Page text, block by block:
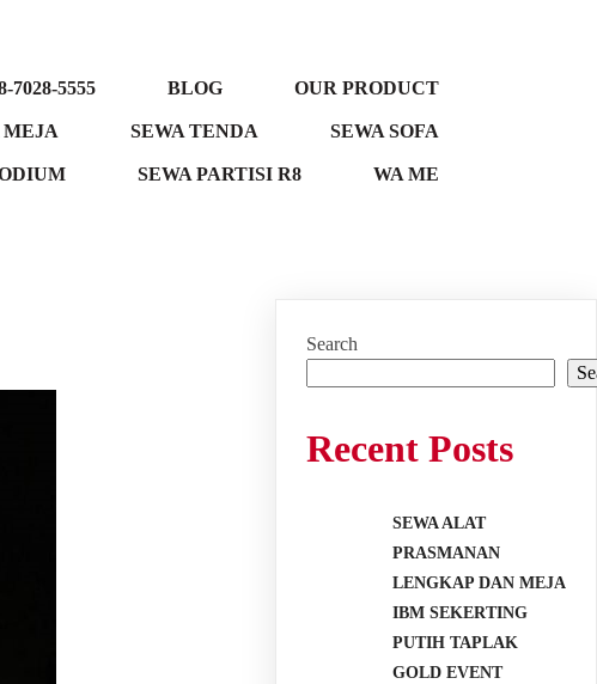
7028-5555 BLOG OUR PRODUCT
MEJA SEWA TENDA SEWA SOFA
SEWA PARTISI R8 WA ME
Search
Recent Posts
SEWA ALAT
PRASMANAN
LENGKAP DAN MEJA
IBM SEKERTING
PUTIH TAPLAK
GOLD EVENT